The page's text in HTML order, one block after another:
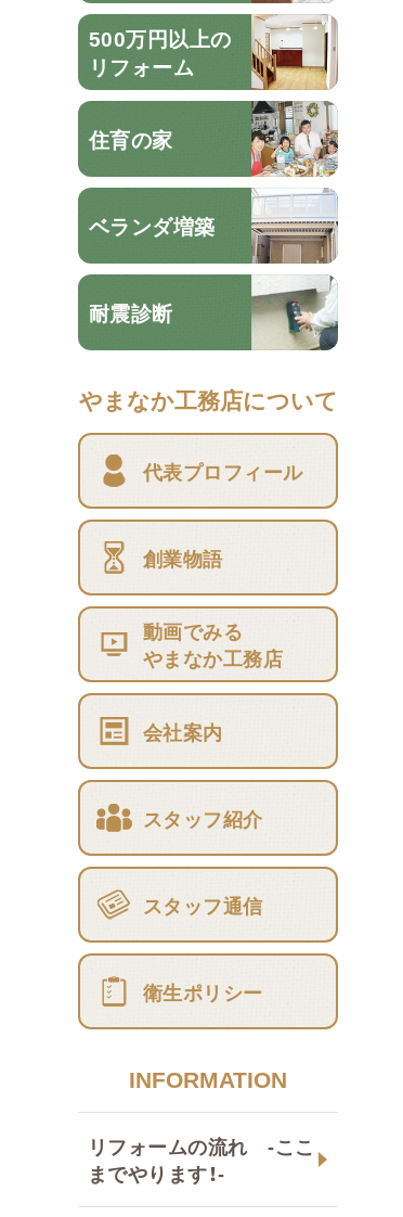
500万円以上の
リフォーム
住育の家
ベランダ増築
耐震診断
やまなか工務店について
代表プロフィール
創業物語
動画でみる
やまなか工務店
会社案内
スタッフ紹介
スタッフ通信
衛生ポリシー
INFORMATION
リフォームの流れ -ここ
までやります！-